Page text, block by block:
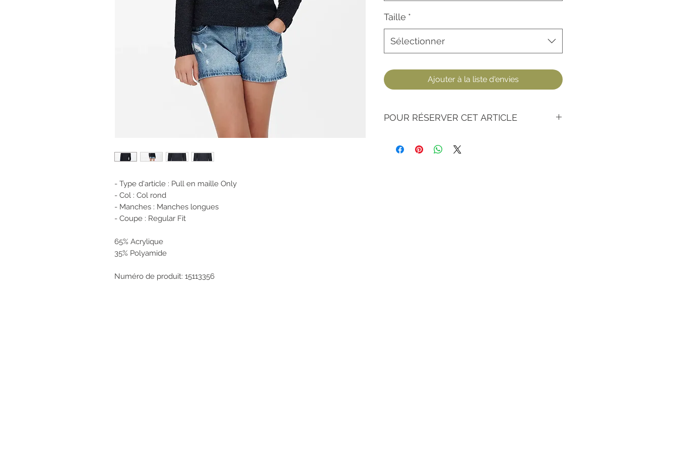
- Type d'article : Pull en maille Only
- Col : Col rond
- Manches : Manches longues
- Coupe : Regular Fit
65% Acrylique
35% Polyamide
Numéro de produit: 15113356
Taille *
Sélectionner
Ajouter à la liste d'envies
POUR RÉSERVER CET ARTICLE
2/ Envoyez-nous un message en précisant :